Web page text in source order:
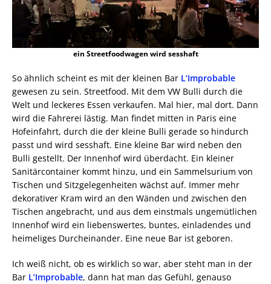
ein Streetfoodwagen wird sesshaft
So ähnlich scheint es mit der kleinen Bar L’Improbable
gewesen zu sein. Streetfood. Mit dem VW Bulli durch die
Welt und leckeres Essen verkaufen. Mal hier, mal dort. Dann
wird die Fahrerei lästig. Man findet mitten in Paris eine
Hofeinfahrt, durch die der kleine Bulli gerade so hindurch
passt und wird sesshaft. Eine kleine Bar wird neben den
Bulli gestellt. Der Innenhof wird überdacht. Ein kleiner
Sanitärcontainer kommt hinzu, und ein Sammelsurium von
Tischen und Sitzgelegenheiten wächst auf. Immer mehr
dekorativer Kram wird an den Wänden und zwischen den
Tischen angebracht, und aus dem einstmals ungemütlichen
Innenhof wird ein liebenswertes, buntes, einladendes und
heimeliges Durcheinander. Eine neue Bar ist geboren.
Ich weiß nicht, ob es wirklich so war, aber steht man in der
Bar L’Improbable, dann hat man das Gefühl, genauso